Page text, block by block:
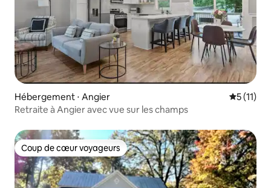
Hébergement ⋅ Angier
5 (11)
Retraite à Angier avec vue sur les champs
Coup de cœur voyageurs
Coup de cœur voyageurs